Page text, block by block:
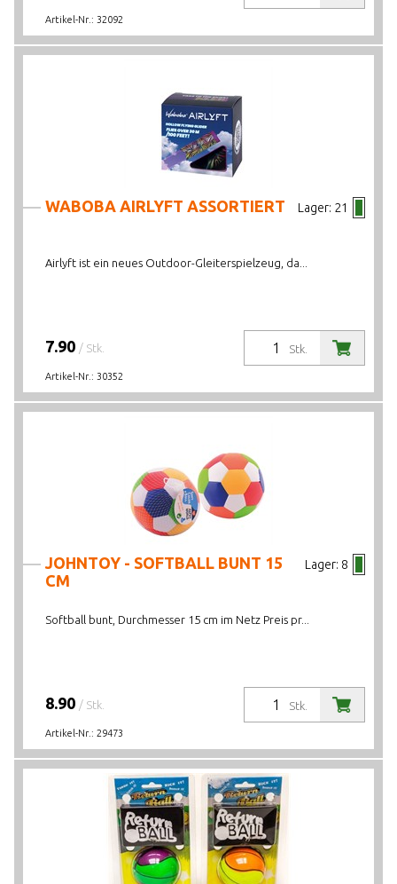
Artikel-Nr.: 32092
Lager: 21
WABOBA AIRLYFT ASSORTIERT
Airlyft ist ein neues Outdoor-Gleiterspielzeug, da...
Stk.
7.90 / Stk.
Artikel-Nr.: 30352
Lager: 8
JOHNTOY - SOFTBALL BUNT 15
CM
Softball bunt, Durchmesser 15 cm im Netz Preis pr...
Stk.
8.90 / Stk.
Artikel-Nr.: 29473